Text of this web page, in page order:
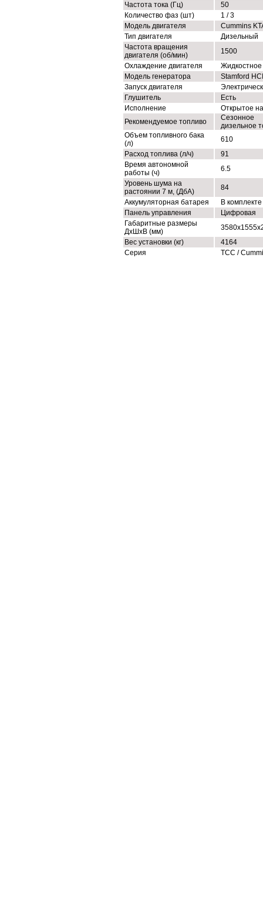
Частота тока (Гц)
50
Количество фаз (шт)
1 / 3
Модель двигателя
Cummins
Тип двигателя
Дизельный
Частота вращения
двигателя (об/мин)
1500
Охлаждение двигателя
Жидкостное
Модель генератора
Stamford
Запуск двигателя
Глушитель
Есть
Исполнение
Открытое
Рекомендуемое топливо
Сезонное
дизельное
Объем топливного бака
(л)
610
Расход топлива (л/ч)
91
Время автономной
работы (ч)
6.5
Уровень шума на
растоянии 7 м, (ДбА)
84
Аккумуляторная батарея
В комплекте
Панель управления
Цифровая
Габаритные размеры
ДхШхВ (мм)
Вес установки (кг)
4164
Серия
ТСС /